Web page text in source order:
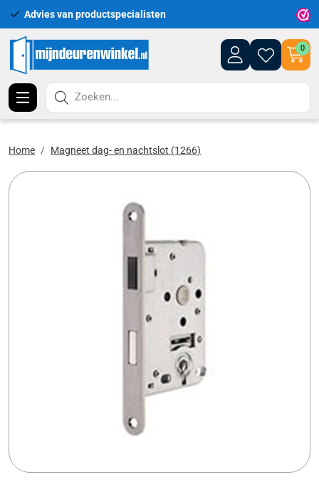
Advies van productspecialisten
0
Zoeken...
Home Magneet dag- en nachtslot (1266)